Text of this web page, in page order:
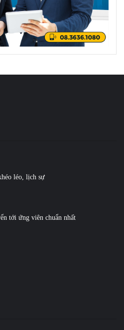
léo, lịch sự
tới ứng viên chuẩn nhất